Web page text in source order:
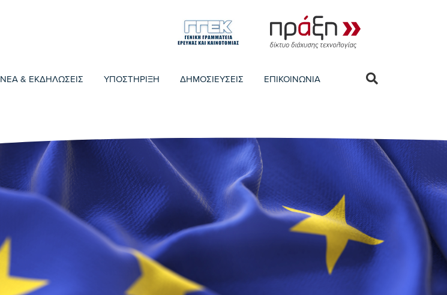
ΝΕΑ & ΕΚΔΗΛΩΣΕΙΣ ΥΠΟΣΤΗΡΙΞΗ ΔΗΜΟΣΙΕΥΣΕΙΣ ΕΠΙΚΟΙΝΩΝΙΑ